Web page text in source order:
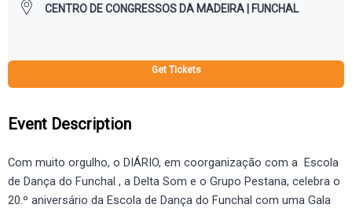
CENTRO DE CONGRESSOS DA MADEIRA | FUNCHAL
Get Tickets
Event Description
Com muito orgulho, o DIÁRIO, em coorganização com a Escola
de Dança do Funchal , a Delta Som e o Grupo Pestana, celebra o
20.º aniversário da Escola de Dança do Funchal com uma Gala